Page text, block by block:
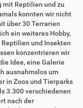
mit Reptilien und zu
konnten wir nicht
über 30 Terrarien
ein weiteres Hobby,
und Insekten
konzentrieren wir
Idee, eine Galerie
ausnahmslos um
in Zoos und Tierparks
3.300 verschiedenen
nach der